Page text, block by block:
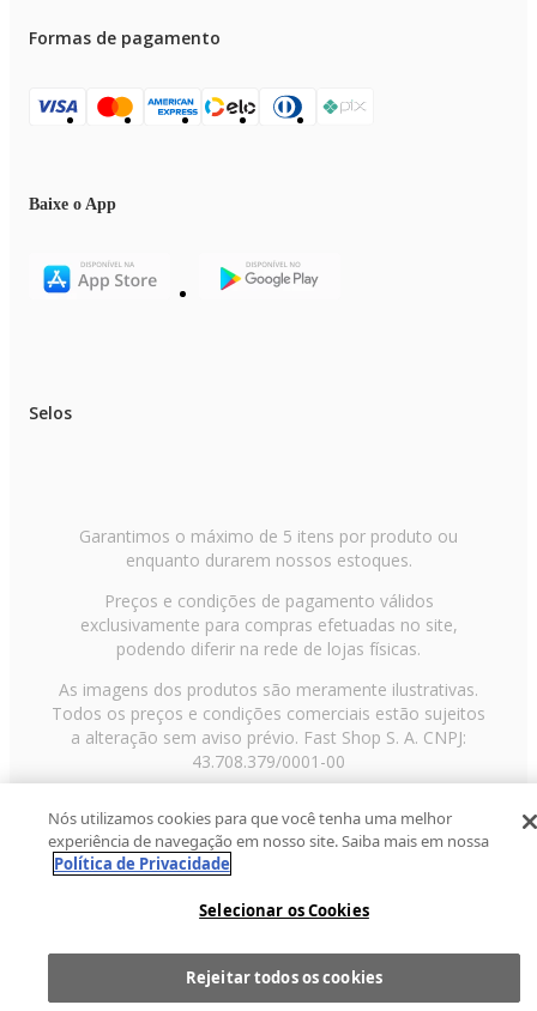
Formas de pagamento
Baixe o App
Selos
Garantimos o máximo de 5 itens por produto ou
enquanto durarem nossos estoques.
Preços e condições de pagamento válidos
exclusivamente para compras efetuadas no site,
podendo diferir na rede de lojas físicas.
As imagens dos produtos são meramente ilustrativas.
Todos os preços e condições comerciais estão sujeitos
a alteração sem aviso prévio. Fast Shop S. A. CNPJ:
43.708.379/0001-00
Paulo/SP, CEP 02029-001, Telefone: 11 3003-3728 ©
2013 Fast Shop - Todos os direitos reservadosRF
Nós utilizamos cookies para que você tenha uma melhor
experiência de navegação em nosso site. Saiba mais em nossa
Política de Privacidade
Selecionar os Cookies
Rejeitar todos os cookies